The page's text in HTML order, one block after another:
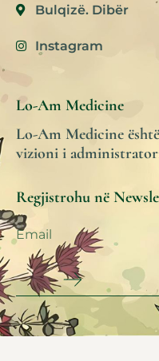
Bulqizë. Dibër
Instagram
Lo-Am Medicine
Lo-Am Medicine
vizioni i
Regjistrohu në